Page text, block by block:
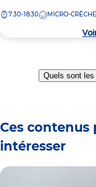
la 7:30-18:30 MICRO-CRÈCHE
Quels sont
Ces contenus
intéresser